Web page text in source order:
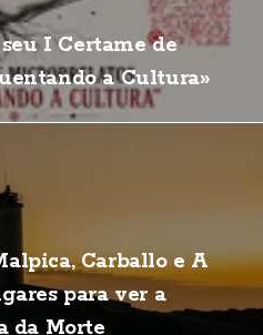
I Certame de
a Cultura»
Carballo e A
para ver a
da Morte